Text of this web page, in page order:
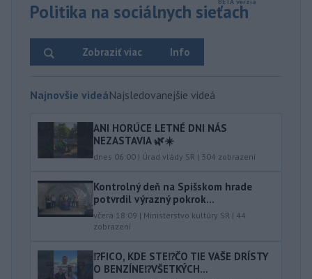
Politika na sociálnych sieťach
Info
Zobraziť viac
Najnovšie videáNajsledovanejšie videá
ANI HORÚCE LETNÉ DNI NÁS
NEZASTAVIA 🌿☀️
dnes 06:00 | Úrad vlády SR | 304 zobrazení
Kontrolný deň na Spišskom hrade
potvrdil výrazný pokrok...
včera 18:09 | Ministerstvo kultúry SR | 44
zobrazení
⁉️FICO, KDE STE⁉️ČO TIE VAŠE DRÍSTY
O BENZÍNE⁉️VŠETKÝCH...